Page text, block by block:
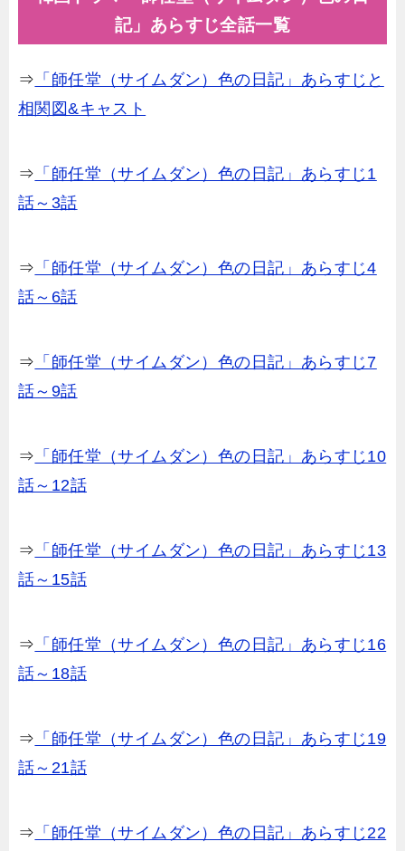
記」あらすじ全話一覧
⇒ 「師任堂（サイムダン）色の日記」あらすじと
相関図&キャスト
⇒ 「師任堂（サイムダン）色の日記」あらすじ1
話～3話
⇒ 「師任堂（サイムダン）色の日記」あらすじ4
話～6話
⇒ 「師任堂（サイムダン）色の日記」あらすじ7
話～9話
⇒ 「師任堂（サイムダン）色の日記」あらすじ10
話～12話
⇒ 「師任堂（サイムダン）色の日記」あらすじ13
話～15話
⇒ 「師任堂（サイムダン）色の日記」あらすじ16
話～18話
⇒ 「師任堂（サイムダン）色の日記」あらすじ19
話～21話
⇒ 「師任堂（サイムダン）色の日記」あらすじ22